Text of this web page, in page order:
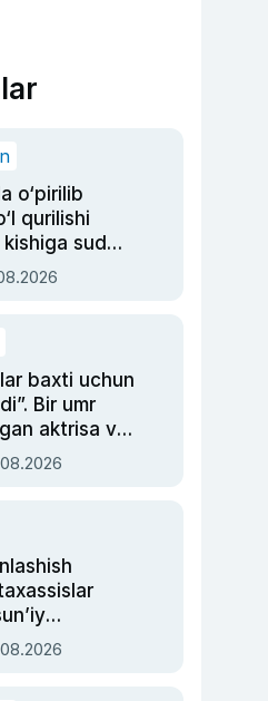
qasriga
Zebo Rahimova
o‘pirilib
qurilishi
sud
baxti uchun
Bir umr
aktrisa va
Rimma
xavotir